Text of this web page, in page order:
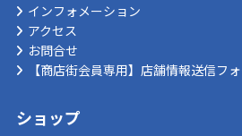
インフォメーション
アクセス
お問合せ
【商店街会員専用】店舗情報送信フ
ショップ